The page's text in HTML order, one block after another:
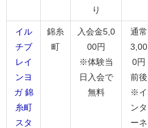
り
イル
チブ
レイ
ンヨ
ガ 錦
糸町
スタ
錦糸
町
入会金5,0
00円
※体験当
日入会で
無料
通常
3,00
0円
前後
※イ
ンタ
ーネ